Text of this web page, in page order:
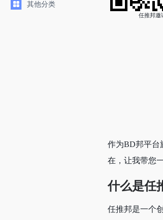
其他分类
任推邦邀
作为BD邦平台
在，让我带您
什么是任
任推邦是一个